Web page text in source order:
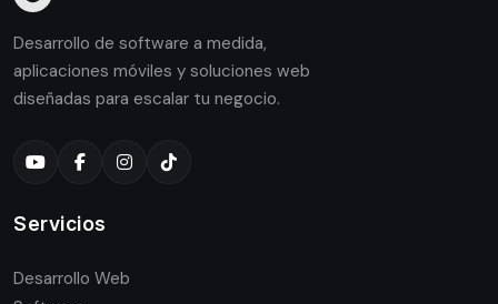
Desarrollo de software a medida,
aplicaciones móviles y soluciones web
diseñadas para escalar tu negocio.
Servicios
Desarrollo Web